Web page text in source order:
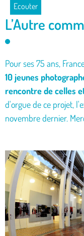
Ecouter
L’Autre
Pour ses 75 ans,
10 jeunes
rencontre de celles
d'orgue de ce projet,
novembre dernier.